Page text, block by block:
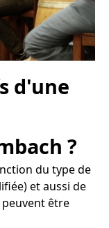
d'une
?
du type de
et aussi de
être